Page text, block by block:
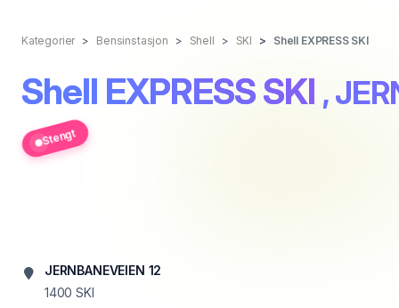
Kategorier Bensinstasjon Shell SKI Shell EXPRESS SKI
Shell EXPRESS SKI ,
Stengt
JERNBANEVEIEN 12
1400 SKI